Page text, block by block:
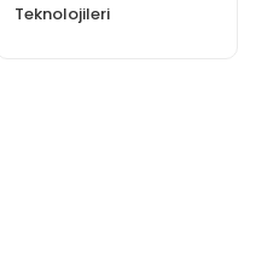
Teknolojileri